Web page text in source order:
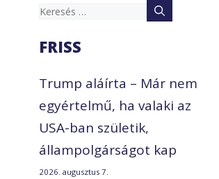
Keresés:
FRISS
Trump aláírta – Már nem
egyértelmű, ha valaki az
USA-ban születik,
állampolgárságot kap
2026. augusztus 7.